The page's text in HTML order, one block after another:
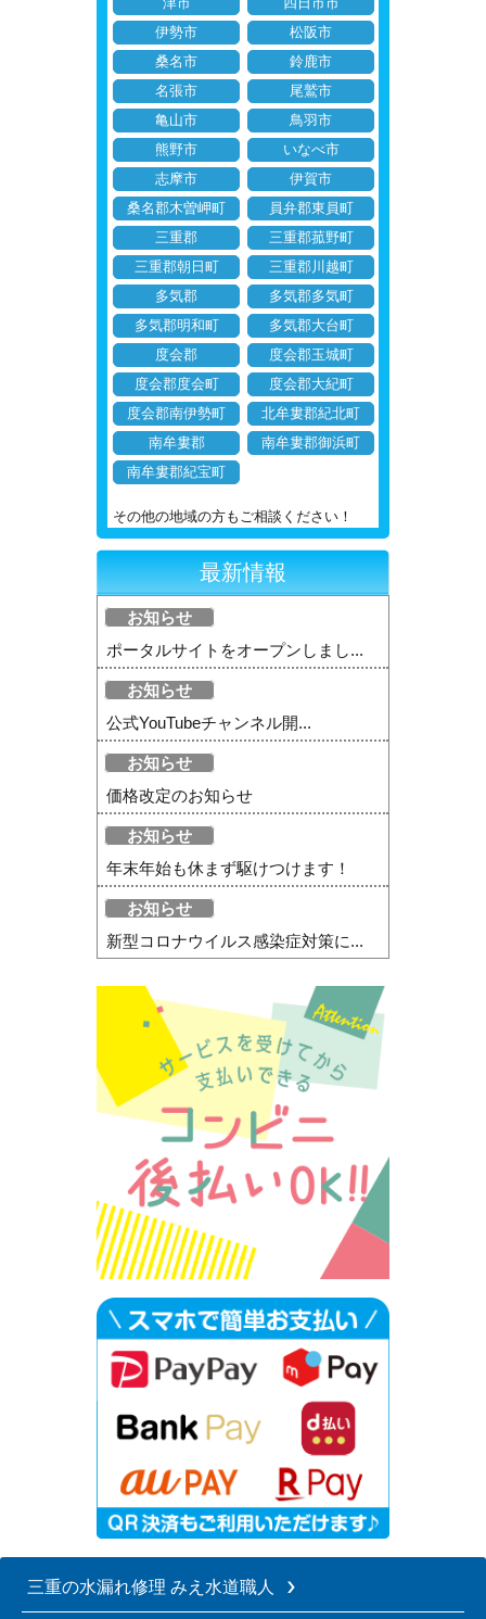
津市
四日市市
伊勢市
松阪市
桑名市
鈴鹿市
名張市
尾鷲市
亀山市
鳥羽市
熊野市
いなべ市
志摩市
伊賀市
桑名郡木曽岬町
員弁郡東員町
三重郡
三重郡菰野町
三重郡朝日町
三重郡川越町
多気郡
多気郡多気町
多気郡明和町
多気郡大台町
度会郡
度会郡玉城町
度会郡度会町
度会郡大紀町
度会郡南伊勢町
北牟婁郡紀北町
南牟婁郡
南牟婁郡御浜町
南牟婁郡紀宝町
その他の地域の方もご相談ください！
最新情報
お知らせ
ポータルサイトをオープンしまし...
お知らせ
公式YouTubeチャンネル開...
お知らせ
価格改定のお知らせ
お知らせ
年末年始も休まず駆けつけます！
お知らせ
新型コロナウイルス感染症対策に...
三重の水漏れ修理 みえ水道職人